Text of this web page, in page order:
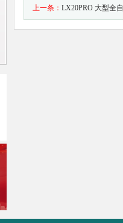
上一条：LX20PRO 大型全